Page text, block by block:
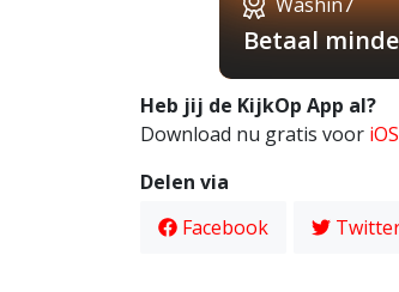
Betaal
Heb jij de KijkOp App al?
Download nu gratis voor iOS
Delen via
Facebook